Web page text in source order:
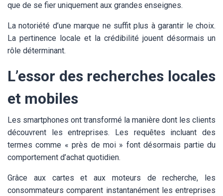
que de se fier uniquement aux grandes enseignes.
La notoriété d’une marque ne suffit plus à garantir le choix.
La pertinence locale et la crédibilité jouent désormais un
rôle déterminant.
L’essor des recherches locales
et mobiles
Les smartphones ont transformé la manière dont les clients
découvrent les entreprises. Les requêtes incluant des
termes comme « près de moi » font désormais partie du
comportement d’achat quotidien.
Grâce aux cartes et aux moteurs de recherche, les
consommateurs comparent instantanément les entreprises